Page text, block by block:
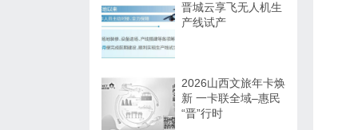
晋城云享飞无人机生
产线试产
2026山西文旅年卡焕
新 一卡联全域–惠民
“晋”行时